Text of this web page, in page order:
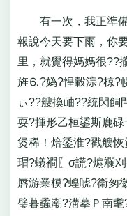
有一次，我正準備
報說今天要下雨，你
里，就覺得媽媽很??
旌⒍?媯?惶轂淙?椋?
ぃ??艘換岫??統閃飼
耍?揮形乙桓鋈斯鹿
煲稀！焙鋈淮?戳艘
瑁?蟻襇〖σ謊?煽斕
唇游業模?蝗唬?衛匆
璧暮蟊潮?溝摹Ｐ南